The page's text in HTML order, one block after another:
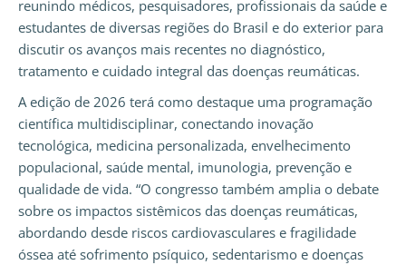
reunindo médicos, pesquisadores, profissionais da saúde e
estudantes de diversas regiões do Brasil e do exterior para
discutir os avanços mais recentes no diagnóstico,
tratamento e cuidado integral das doenças reumáticas.
A edição de 2026 terá como destaque uma programação
científica multidisciplinar, conectando inovação
tecnológica, medicina personalizada, envelhecimento
populacional, saúde mental, imunologia, prevenção e
qualidade de vida. “O congresso também amplia o debate
sobre os impactos sistêmicos das doenças reumáticas,
abordando desde riscos cardiovasculares e fragilidade
óssea até sofrimento psíquico, sedentarismo e doenças